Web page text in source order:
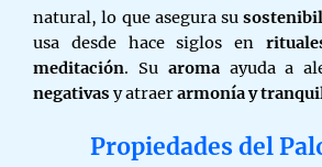
natural, lo que asegura su
usa desde hace siglos en
meditación. Su aromaayuda a
negativas y atraerarmonía y
Propiedades del